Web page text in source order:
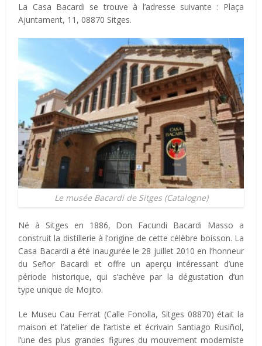
La Casa Bacardi se trouve à l’adresse suivante : Plaça
Ajuntament, 11, 08870 Sitges.
Le musée Bacardi de Sitges (Catalogne)
Né à Sitges en 1886, Don Facundi Bacardi Masso a
construit la distillerie à l’origine de cette célèbre boisson. La
Casa Bacardi a été inaugurée le 28 juillet 2010 en l’honneur
du Señor Bacardi et offre un aperçu intéressant d’une
période historique, qui s’achève par la dégustation d’un
type unique de Mojito.
Le Museu Cau Ferrat (Calle Fonolla, Sitges 08870) était la
maison et l’atelier de l’artiste et écrivain Santiago Rusiñol,
l’une des plus grandes figures du mouvement moderniste